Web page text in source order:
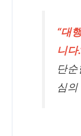
“대
니다
단
심